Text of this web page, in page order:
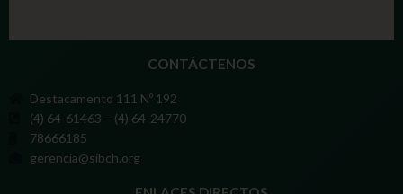
CONTÁCTENOS
Destacamento 111 Nº 192
(4) 64-61463 – (4) 64-24770
78666185
gerencia@sibch.org